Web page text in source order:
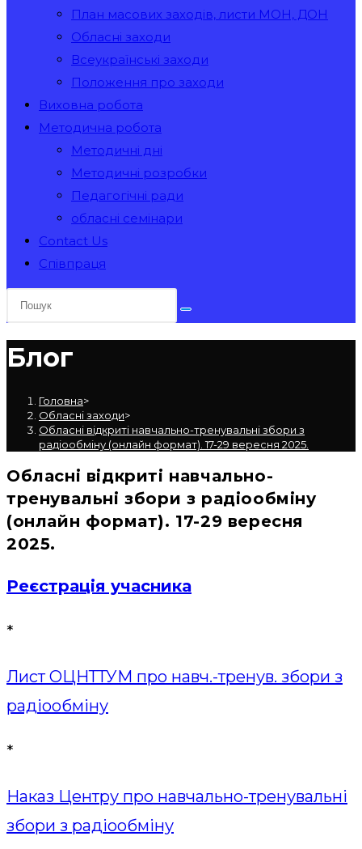
План масових заходів, листи МОН, ДОН
Обласні заходи
Всеукраїнські заходи
Положення про заходи
Виховна робота
Методична робота
Методичні дні
Методичні розробки
Педагогічні ради
обласні семінари
Contact Us
Співпраця
Блог
Головна>
Обласні заходи>
Обласні відкриті навчально-тренувальні збори з
радіообміну (онлайн формат). 17-29 вересня 2025.
Обласні відкриті навчально-
тренувальні збори з радіообміну
(онлайн формат). 17-29 вересня
2025.
Реєстрація учасника
*
Лист ОЦНТТУМ про навч.-тренув. збори з
радіообміну
*
Наказ Центру про навчально-тренувальні
збори з радіообміну